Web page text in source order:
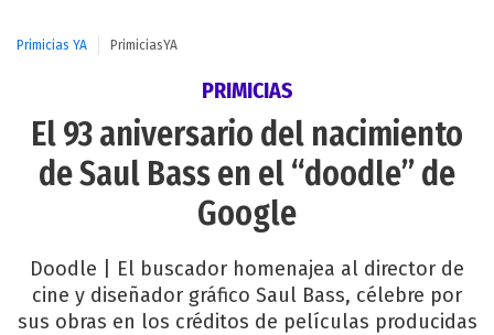
Primicias YA PrimiciasYA
PRIMICIAS
El 93 aniversario del nacimiento
de Saul Bass en el “doodle” de
Google
Doodle | El buscador homenajea al director de
cine y diseñador gráfico Saul Bass, célebre por
sus obras en los créditos de películas producidas